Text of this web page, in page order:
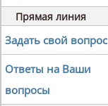
Прямая линия
Задать свой вопрос
Ответы на Ваши
вопросы